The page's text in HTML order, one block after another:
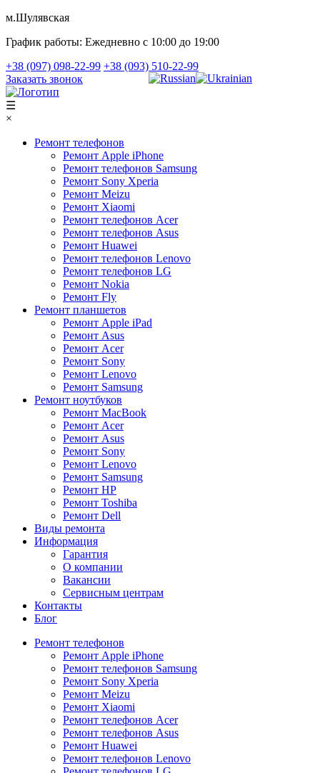
м.Шулявская
График работы: Ежедневно с 10:00 до 19:00
+38 (097) 098-22-99 +38 (093) 510-22-99
Заказать звонок
☰
×
Ремонт телефонов
Ремонт Apple iPhone
Ремонт телефонов Samsung
Ремонт Sony Xperia
Ремонт Meizu
Ремонт Xiaomi
Ремонт телефонов Acer
Ремонт телефонов Asus
Ремонт Huawei
Ремонт телефонов Lenovo
Ремонт телефонов LG
Ремонт Nokia
Ремонт Fly
Ремонт планшетов
Ремонт Apple iPad
Ремонт Asus
Ремонт Acer
Ремонт Sony
Ремонт Lenovo
Ремонт Samsung
Ремонт ноутбуков
Ремонт MacBook
Ремонт Acer
Ремонт Asus
Ремонт Sony
Ремонт Lenovo
Ремонт Samsung
Ремонт HP
Ремонт Toshiba
Ремонт Dell
Виды ремонта
Информация
Гарантия
О компании
Вакансии
Сервисным центрам
Контакты
Блог
Ремонт телефонов
Ремонт Apple iPhone
Ремонт телефонов Samsung
Ремонт Sony Xperia
Ремонт Meizu
Ремонт Xiaomi
Ремонт телефонов Acer
Ремонт телефонов Asus
Ремонт Huawei
Ремонт телефонов Lenovo